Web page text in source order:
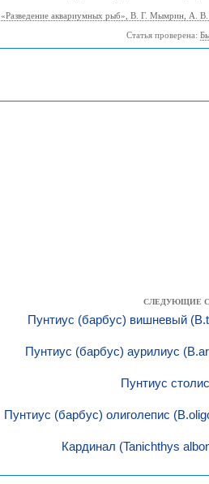
«Разведение аквариумных рыб», В. Г. Мымрин, А. В.
Статья проверена:
СЛЕДУЮЩИЕ
Пунтиус (барбус) вишневый
Пунтиус (барбус) аурилиус
Пунтиус
Пунтиус (барбус) олиголепис
Кардинал (Tanichthys